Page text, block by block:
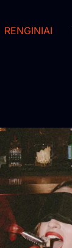
RENGINIAI